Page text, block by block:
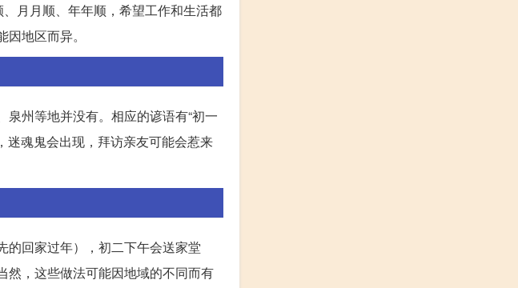
月月顺、年年顺，希望工作和生活都
地区而异。
州等地并没有。相应的谚语有“初一
迷魂鬼会出现，拜访亲友可能会惹来
的回家过年），初二下午会送家堂
然，这些做法可能因地域的不同而有